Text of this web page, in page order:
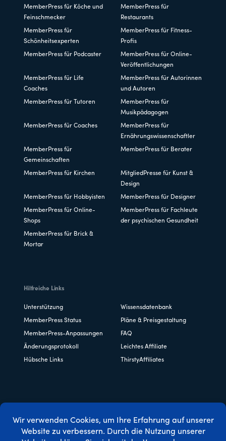
MemberPress für Köche und
Feinschmecker
MemberPress für
Restaurants
MemberPress für
Schönheitsexperten
MemberPress für Fitness-
Profis
MemberPress für Podcaster
MemberPress für Online-
Veröffentlichungen
MemberPress für Life
Coaches
MemberPress für Autorinnen
und Autoren
MemberPress für Tutoren
MemberPress für
Musikpädagogen
MemberPress für Coaches
MemberPress für
Ernährungswissenschaftler
MemberPress für
Gemeinschaften
MemberPress für Berater
MemberPress für Kirchen
MitgliedPresse für Kunst &
Design
MemberPress für Hobbyisten MemberPress für Designer
MemberPress für Online-
Shops
MemberPress für Fachleute
der psychischen Gesundheit
MemberPress für Brick &
Mortar
Hilfreiche Links
Unterstützung Wissensdatenbank
MemberPress Status Pläne & Preisgestaltung
MemberPress-Anpassungen FAQ
Änderungsprotokoll Leichtes Affiliate
Hübsche Links ThirstyAffiliates